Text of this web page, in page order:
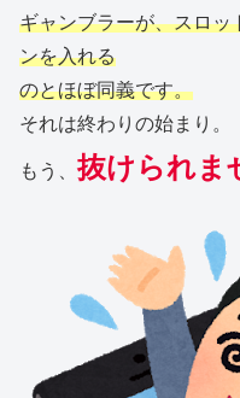
ギャンブラーが、スロッ
ンを入れる
のとほぼ同義です。
それは終わりの始まり。
もう、 抜けられま